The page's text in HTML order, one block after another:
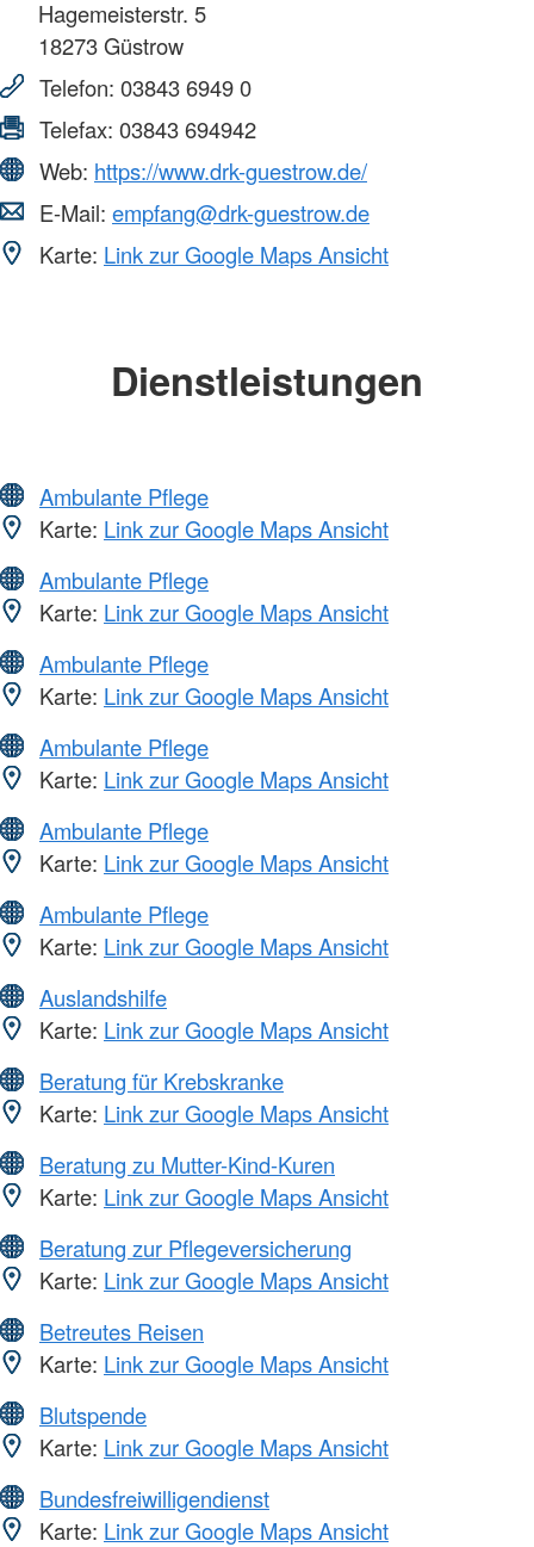
Hagemeisterstr. 5
18273Güstrow
Telefon: 03843 6949 0
Telefax: 03843 694942
Web: https://www.drk-guestrow.de/
E-Mail: empfang@drk-guestrow.de
Karte: Link zur Google Maps Ansicht
Dienstleistungen
Ambulante Pflege
Karte: Link zur Google Maps Ansicht
Ambulante Pflege
Karte: Link zur Google Maps Ansicht
Ambulante Pflege
Karte: Link zur Google Maps Ansicht
Ambulante Pflege
Karte: Link zur Google Maps Ansicht
Ambulante Pflege
Karte: Link zur Google Maps Ansicht
Ambulante Pflege
Karte: Link zur Google Maps Ansicht
Auslandshilfe
Karte: Link zur Google Maps Ansicht
Beratung für Krebskranke
Karte: Link zur Google Maps Ansicht
Beratung zu Mutter-Kind-Kuren
Karte: Link zur Google Maps Ansicht
Beratung zur Pflegeversicherung
Karte: Link zur Google Maps Ansicht
Betreutes Reisen
Karte: Link zur Google Maps Ansicht
Blutspende
Karte: Link zur Google Maps Ansicht
Bundesfreiwilligendienst
Karte: Link zur Google Maps Ansicht